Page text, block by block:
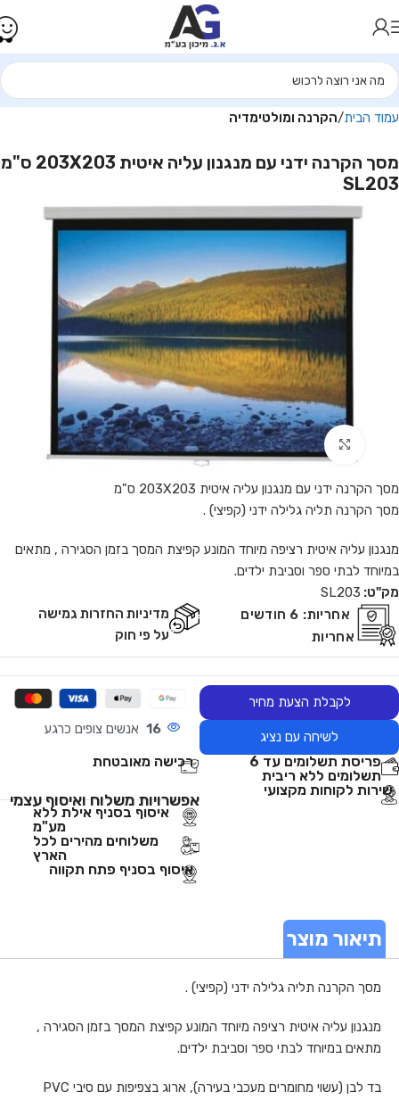
עמוד הבית הקרנה ומולטימדיה
מסך הקרנה ידני עם מנגנון עליה איטית 203X203 ס"מ
SL203
Click to enlarge
מסך הקרנה ידני עם מנגנון עליה איטית 203X203 ס"מ
מסך הקרנה תליה גלילה ידני (קפיצי) .
מנגנון עליה איטית רציפה מיוחד המונע קפיצת המסך בזמן הסגירה , מתאים
במיוחד לבתי ספר וסביבת ילדים.
מק"ט: SL203
אחריות:
6 חודשים
אחריות
מדיניות החזרות גמישה
על פי חוק
לקבלת הצעת מחיר
לשיחה עם נציג 16 אנשים צופים כרגע
פריסת תשלומים עד 6
תשלומים ללא ריבית
רכישה מאובטחת
שירות לקוחות מקצועי
אפשרויות משלוח ואיסוף עצמי
איסוף בסניף אילת ללא
מע"מ
משלוחים מהירים לכל
הארץ
איסוף בסניף פתח תקווה
תיאור מוצר
מסך הקרנה תליה גלילה ידני (קפיצי) .
מנגנון עליה איטית רציפה מיוחד המונע קפיצת המסך בזמן הסגירה ,
מתאים במיוחד לבתי ספר וסביבת ילדים.
בד לבן (עשוי מחומרים מעכבי בעירה), ארוג בצפיפות עם סיבי PVC